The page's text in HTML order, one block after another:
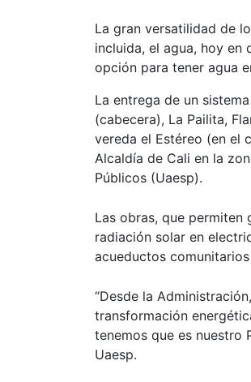
La gran versatilidad de
incluida, el agua, hoy en
opción para tener agua
La entrega de un
(cabecera), La Pailita,
vereda el Estéreo (en el
Alcaldía de Cali en la
Públicos (Uaesp).
Las obras, que permiten
radiación solar en
acueductos
“Desde la
transformación
tenemos que es nuestro
Uaesp.